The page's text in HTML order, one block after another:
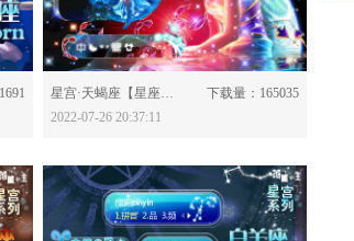
分享：
星宫·天蝎座【星座版】-628594
下载量：165035
2022-07-26 20:37:11